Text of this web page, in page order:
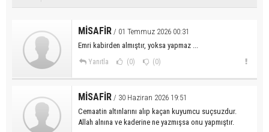
MİSAFİR / 01 Temmuz 2026 00:31
Emri kabirden almıştır, yoksa yapmaz ...
Yanıtla (0) (0)
MİSAFİR / 30 Haziran 2026 19:51
Cemaatin altınlarını alıp kaçan kuyumcu suçsuzdur.
Allah alnına ve kaderine ne yazmışsa onu yapmıştır.